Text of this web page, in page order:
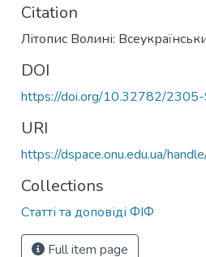
Citation
Літопис Волині:
DOI
https://doi.org/10.32782/
URI
https://dspace.onu.edu.ua/
Collections
Статті та доповіді ФІФ
Full item page